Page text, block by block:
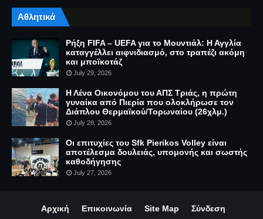
Αθλητικά
Ρήξη FIFA – UEFA για το Μουντιάλ: Η Αγγλία
καταγγέλλει αιφνιδιασμό, στο τραπέζι ακόμη
και μποϊκοτάζ
July 29, 2026
Η Λένα Οικονόμου του ΑΠΣ Τριάς, η πρώτη
γυναίκα από Πιερία που ολοκλήρωσε τον
Διάπλου Θερμαϊκού/Τορωναίου (26χλμ.)
July 28, 2026
Οι επιτυχίες του Sfk Pierikos Volley είναι
αποτέλεσμα δουλειάς, υπομονής και σωστής
καθοδήγησης
July 27, 2026
Αρχική Επικοινωνία Site Map Σύνδεση